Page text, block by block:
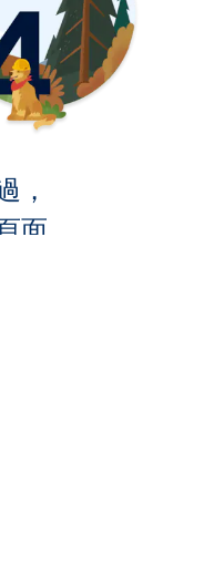
，
面。